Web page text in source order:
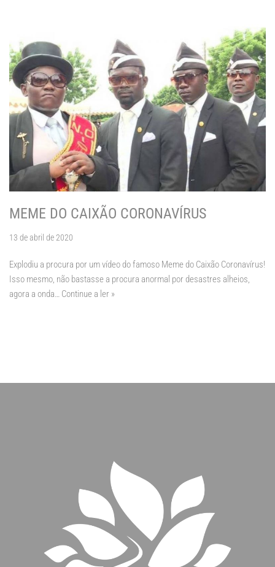
MEME DO CAIXÃO CORONAVÍRUS
13 de abril de 2020
Explodiu a procura por um vídeo do famoso Meme do Caixão Coronavírus!
Isso mesmo, não bastasse a procura anormal por desastres alheios,
agora a onda… Continue a ler »